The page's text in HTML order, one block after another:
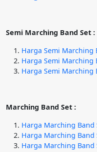
Semi Marching Band Set :
Harga Semi Marching
Harga Semi Marching
Harga Semi Marching
Marching Band Set :
Harga Marching Band
Harga Marching Band
Harga Marching Band